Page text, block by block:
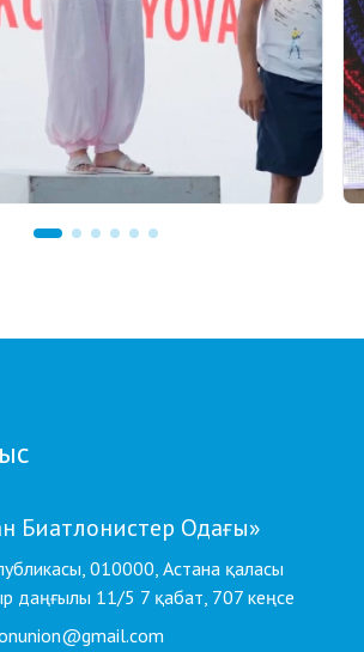
Биатлонистер Одағы»
010000, Астана қаласы
даңғылы 11/5 7 қабат, 707 кеңсе